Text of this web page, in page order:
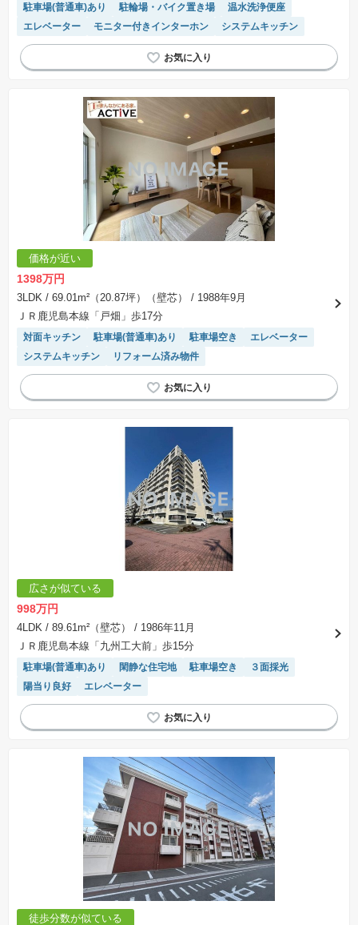
駐車場(普通車)あり 駐輪場・バイク置き場
温水洗浄便座
エレベーター
モニター付きインターホン システムキッチン
価格が近い
1398万円
3LDK / 69.01m²（20.87坪）（壁芯）
/ 1988年9月
ＪＲ鹿児島本線「戸畑」歩17分
対面キッチン 駐車場(普通車)あり 駐車場空き
エレベーター
システムキッチン
リフォーム済み物件
広さが似ている
998万円
4LDK / 89.61m²（壁芯）
/ 1986年11月
ＪＲ鹿児島本線「九州工大前」歩15分
駐車場(普通車)あり 閑静な住宅地 駐車場空き
３面採光
陽当り良好
エレベーター
徒歩分数が似ている